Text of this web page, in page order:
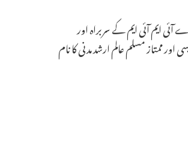
آئی ایم آئی ایم کے سربراہ اور
اور ممتاز مسلم عالم ارشد مدنی کا نام